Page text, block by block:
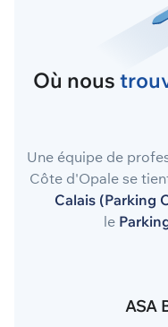
Où nous
Une équipe de
Côte d'Opale se
Calais (Parking
le
ASA